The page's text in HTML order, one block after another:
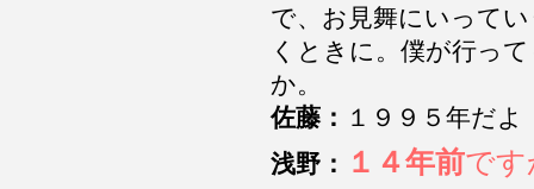
で、お見舞にいって
くときに。僕が行っ
か。
佐藤： １９９５年だよ
浅野： １４年前です